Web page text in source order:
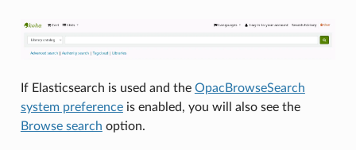
If Elasticsearch is used and the OpacBrowseSearch
system preferenceis enabled, you will also see the
Browse search option.